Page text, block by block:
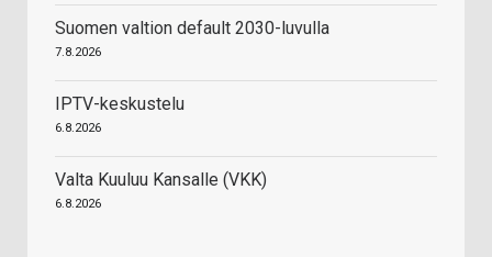
Suomen valtion default 2030-luvulla
7.8.2026
IPTV-keskustelu
6.8.2026
Valta Kuuluu Kansalle (VKK)
6.8.2026